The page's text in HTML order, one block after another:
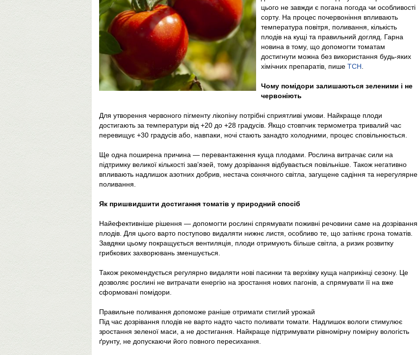
цього не завжди є погана погода чи особливості
сорту. На процес почервоніння впливають
температура повітря, поливання, кількість
плодів на кущі та правильний догляд. Гарна
новина в тому, що допомогти томатам
достигнути можна без використання будь-яких
хімічних препаратів, пише ТСН
Чому помідори залишаються зеленими і не
червоніють
Для утворення червоного пігменту лікопіну потрібні сприятливі умови. Найкраще плоди
достигають за температури від +20 до +28 градусів. Якщо стовпчик термометра тривалий час
перевищує +30 градусів або, навпаки, ночі стають занадто холодними, процес сповільнюється.
Ще одна поширена причина — перевантаження куща плодами. Рослина витрачає сили на
підтримку великої кількості зав’язей, тому дозрівання відбувається повільніше. Також негативно
впливають надлишок азотних добрив, нестача сонячного світла, загущене садіння та нерегулярне
поливання.
Як пришвидшити достигання томатів у природний спосіб
Найефективніше рішення — допомогти рослині спрямувати поживні речовини саме на дозрівання
плодів. Для цього варто поступово видаляти нижнє листя, особливо те, що затіняє грона томатів.
Завдяки цьому покращується вентиляція, плоди отримують більше світла, а ризик розвитку
грибкових захворювань зменшується.
Також рекомендується регулярно видаляти нові пасинки та верхівку куща наприкінці сезону. Це
дозволяє рослині не витрачати енергію на зростання нових пагонів, а спрямувати її на вже
сформовані помідори.
Правильне поливання допоможе раніше отримати стиглий урожай
Під час дозрівання плодів не варто надто часто поливати томати. Надлишок вологи стимулює
зростання зеленої маси, а не достигання. Найкраще підтримувати рівномірну помірну вологість
ґрунту, не допускаючи його повного пересихання.